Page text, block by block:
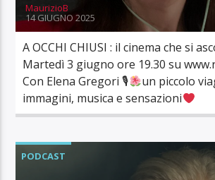
MaurizioB
14 GIUGNO 2025
A OCCHI CHIUSI : il cinema che si
Martedì 3 giugno ore 19.30 su
Con Elena Gregori 🎙
un piccolo
immagini, musica e sensazioni
PODCAST